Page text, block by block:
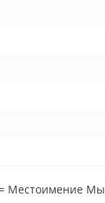
Ме­сто­име­ние Мы